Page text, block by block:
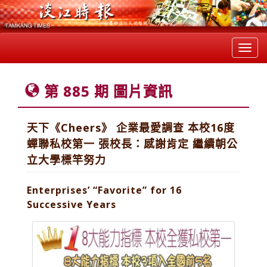
第 885 期 圖片資訊
天下《Cheers》 企業最愛調查 本校16度
蟬聯私校第一 張校長：感謝肯定 繼續朝公
立大學標竿努力
Enterprises’ “Favorite” for 16
Successive Years